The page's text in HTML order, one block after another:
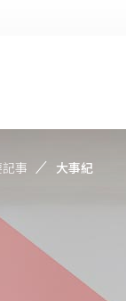
事 大事紀